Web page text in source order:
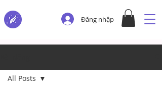
Đăng nhập
All Posts